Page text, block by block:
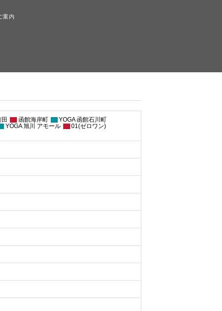
案内
函館海岸町
YOGA 函館石川町
YOGA 旭川 アモール
01(ゼロワン)